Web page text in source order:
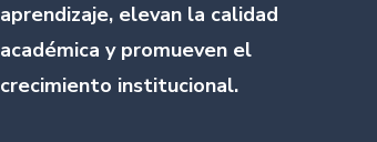
aprendizaje, elevan la calidad
académica y promueven el
crecimiento institucional.